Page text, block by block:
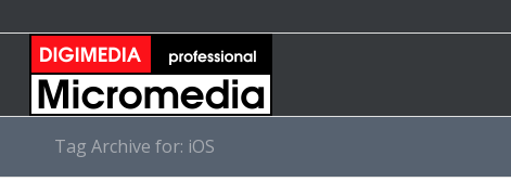
Tag Archive for: iOS